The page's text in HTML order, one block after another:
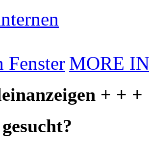
MORE
+ + +